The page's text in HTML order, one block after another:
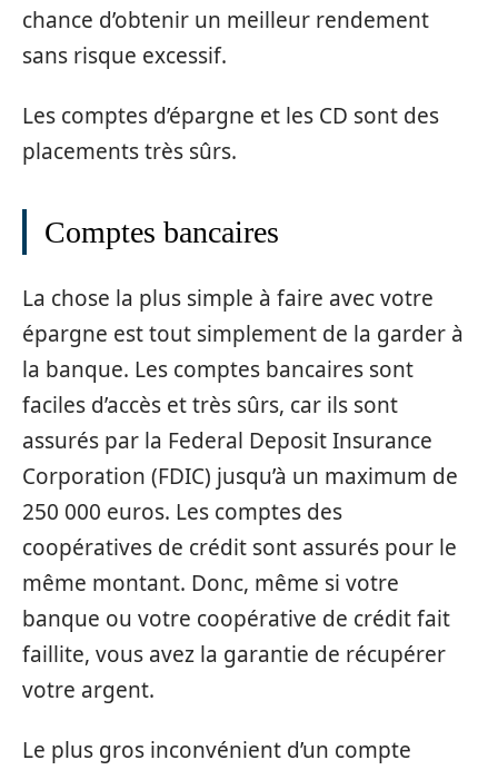
chance d’obtenir un meilleur rendement
sans risque excessif.
Les comptes d’épargne et les CD sont des
placements très sûrs.
Comptes bancaires
La chose la plus simple à faire avec votre
épargne est tout simplement de la garder à
la banque. Les comptes bancaires sont
faciles d’accès et très sûrs, car ils sont
assurés par la Federal Deposit Insurance
Corporation (FDIC) jusqu’à un maximum de
250 000 euros. Les comptes des
coopératives de crédit sont assurés pour le
même montant. Donc, même si votre
banque ou votre coopérative de crédit fait
faillite, vous avez la garantie de récupérer
votre argent.
Le plus gros inconvénient d’un compte